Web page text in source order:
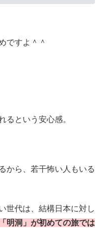
ですよ＾＾
るという安心感。
から、若干怖い人もいる
世代は、結構日本に対し
明洞」が初めての旅では